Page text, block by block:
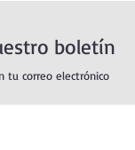
boletín
tu correo electrónico